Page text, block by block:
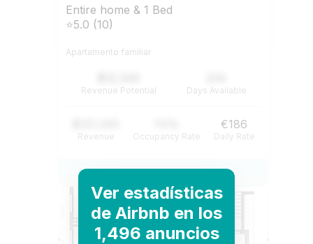
Entire home & 1 Bed
⭐5.0 (10)
Apartamento familiar
Revenue Potential Days Available
Revenue Occupancy Rate
€186
Daily Rate
View Listing
Ver estadísticas
de Airbnb en los
1,496 anuncios